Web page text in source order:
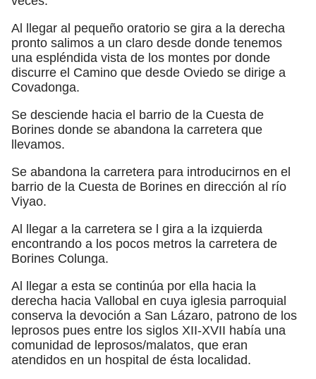
Al llegar al pequeño oratorio se gira a la derecha
pronto salimos a un claro desde donde tenemos
una espléndida vista de los montes por donde
discurre el Camino que desde Oviedo se dirige a
Covadonga.
Se desciende hacia el barrio de la Cuesta de
Borines donde se abandona la carretera que
llevamos.
Se abandona la carretera para introducirnos en el
barrio de la Cuesta de Borines en dirección al río
Viyao.
Al llegar a la carretera se l gira a la izquierda
encontrando a los pocos metros la carretera de
Borines Colunga.
Al llegar a esta se continúa por ella hacia la
derecha hacia Vallobal en cuya iglesia parroquial
conserva la devoción a San Lázaro, patrono de los
leprosos pues entre los siglos XII-XVII había una
comunidad de leprosos/malatos, que eran
atendidos en un hospital de ésta localidad.